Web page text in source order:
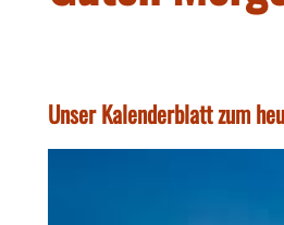
Unser Kalenderblatt zum